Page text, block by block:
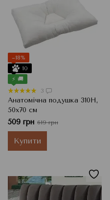
−18%
10
⚡ 🚚
3
Анатомічна подушка 310Н,
50x70 см
509 грн 619 грн
Купити